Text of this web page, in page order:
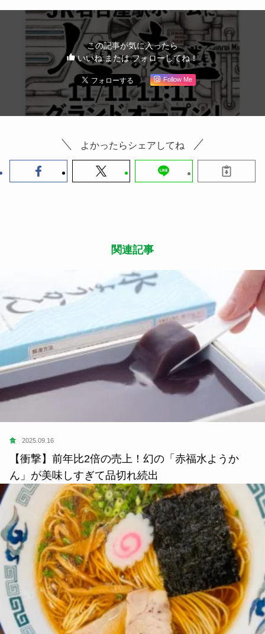
この記事が気に入ったら
いいね または フォローしてね！
Follow Me
よかったらシェアしてね
関連記事
食 2025.09.16
【衝撃】前年比2倍の売上！幻の「赤福水ようか
ん」が美味しすぎて品切れ続出